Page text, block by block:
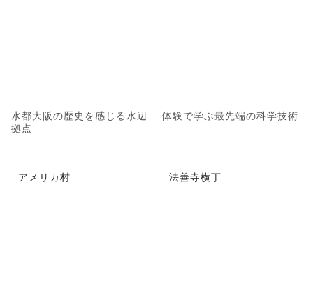
水都大阪の歴史を感じる水辺
拠点
体験で学ぶ最先端の科学技術
アメリカ村 法善寺横丁